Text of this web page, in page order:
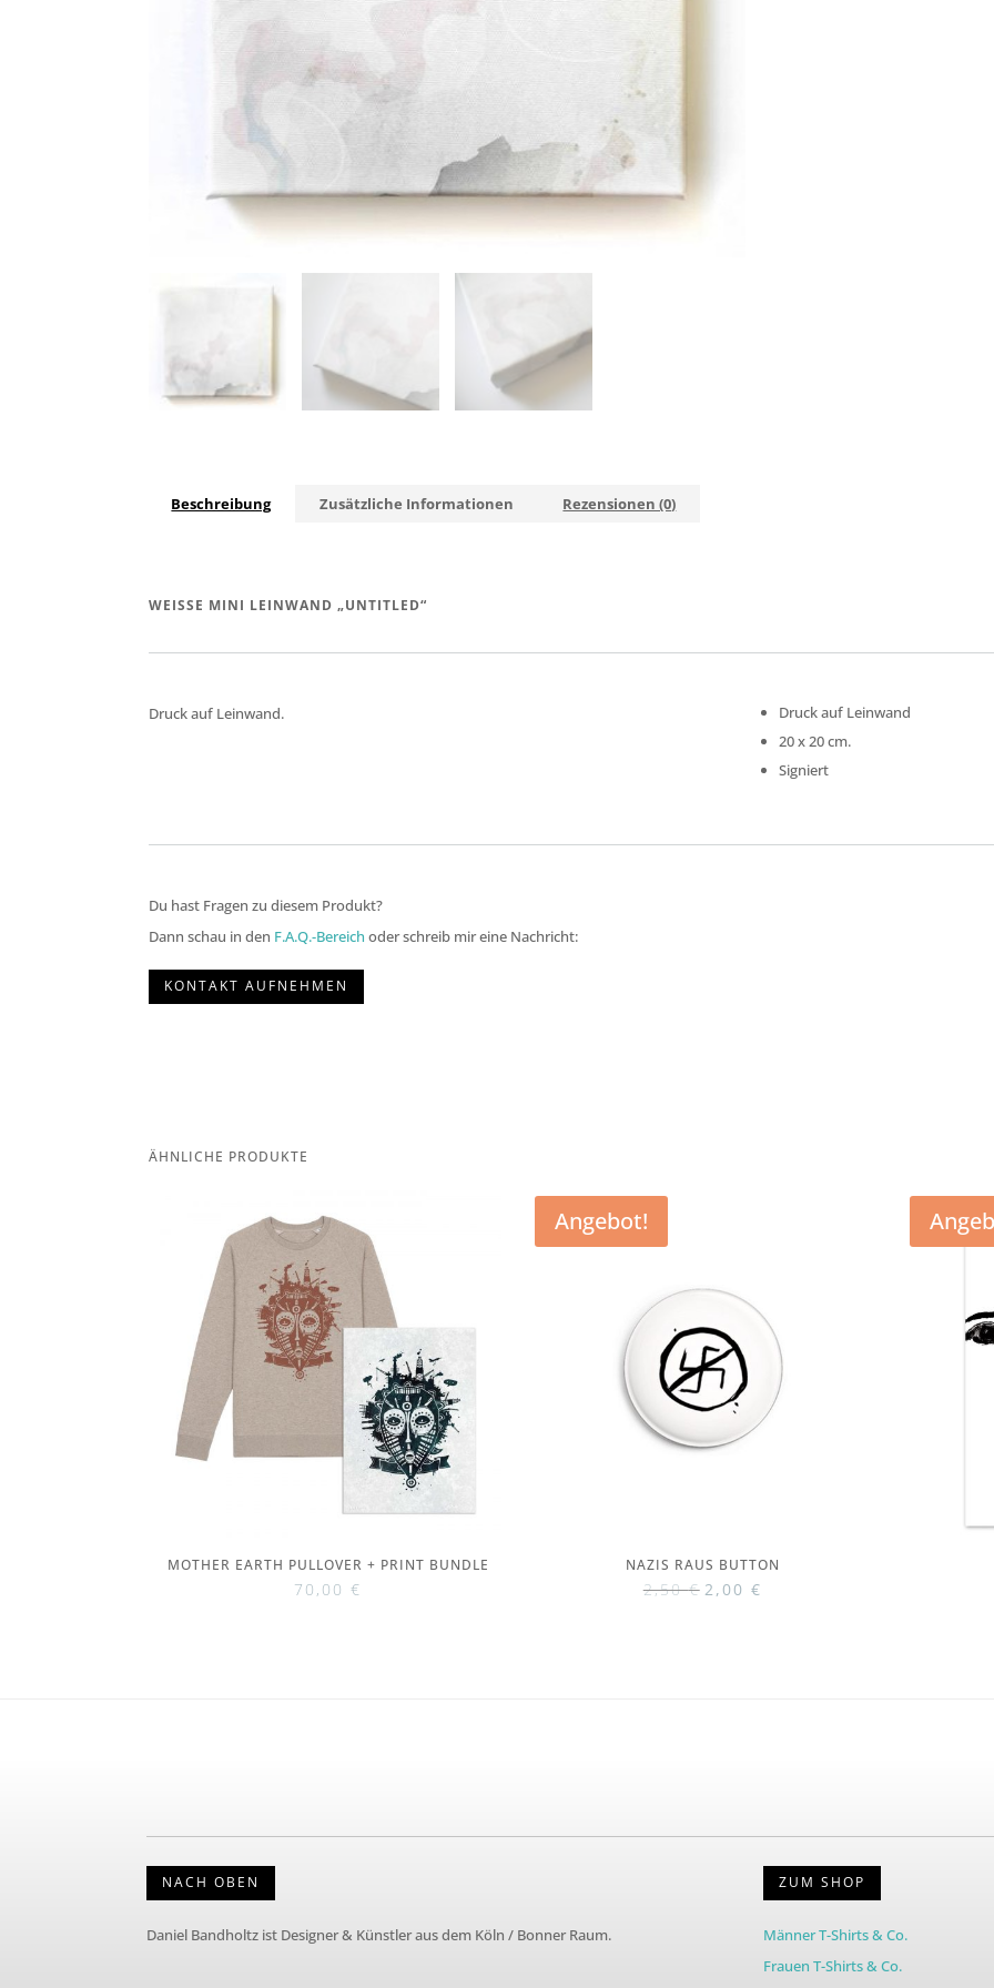
Beschreibung Zusätzliche Informationen Rezensionen (0)
WEISSE MINI LEINWAND „UNTITLED“
Druck auf Leinwand.
Druck auf Leinwand
20 x 20 cm.
Signiert
Du hast Fragen zu diesem Produkt?
Dann schau in den F.A.Q.-Bereich oder schreib mir eine Nachricht:
KONTAKT AUFNEHMEN
ÄHNLICHE PRODUKTE
MOTHER EARTH PULLOVER + PRINT BUNDLE
70,00€
Angebot!
NAZIS RAUS BUTTON
2,50€ Ursprünglicher
2,00 €
NACH OBEN
Daniel Bandholtz ist Designer & Künstler aus dem Köln / Bonner Raum.
ZUM SHOP
Männer T-Shirts & Co.
Frauen T-Shirts & Co.